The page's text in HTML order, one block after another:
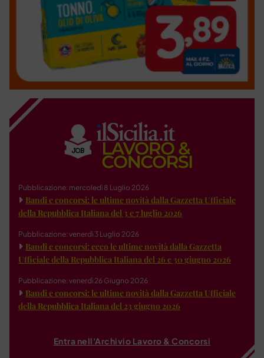
Pubblicazione: mercoledì 8 Luglio 2026
Bandi e concorsi: le ultime novità dalla Gazzetta Ufficiale
della Repubblica Italiana del 3 e 7 luglio 2026
Pubblicazione: venerdì 3 Luglio 2026
Bandi e concorsi: ecco le ultime novità dalla Gazzetta
Ufficiale della Repubblica Italiana del 26 e 30 giugno 2026
Pubblicazione: venerdì 26 Giugno 2026
Bandi e concorsi: le ultime novità dalla Gazzetta Ufficiale
della Repubblica Italiana del 23 giugno 2026
Entra nell'Archivio Lavoro & Concorsi